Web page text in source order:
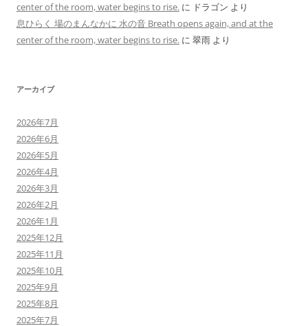
center of the room, water begins to rise. に ドラゴン より
息ひらく 場のまんなかに 水の音 Breath opens again, and at the
center of the room, water begins to rise. に 翠雨 より
アーカイブ
2026年7月
2026年6月
2026年5月
2026年4月
2026年3月
2026年2月
2026年1月
2025年12月
2025年11月
2025年10月
2025年9月
2025年8月
2025年7月